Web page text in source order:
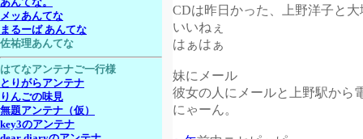
CDは昨日かった、上野洋子と大
いいねぇ
はぁはぁ
妹にメール
彼女の人にメールと上野駅から
にゃーん。
あんてな。
メッあんてな
まるーば あんてな
佐祐理あんてな
はてなアンテナご一行様
とりがらアンテナ
りんごの味見
無題アンテナ（仮）
key3のアンテナ